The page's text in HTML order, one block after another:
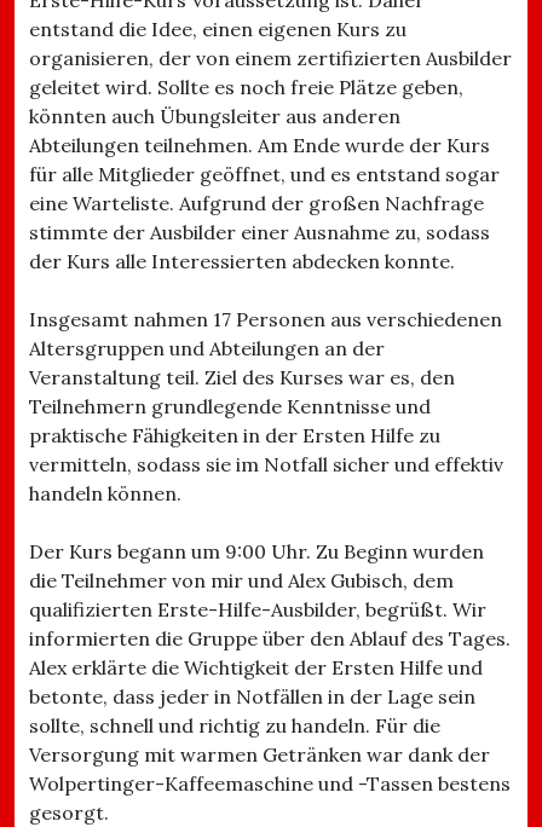
entstand die Idee, einen eigenen Kurs zu
organisieren, der von einem zertifizierten Ausbilder
geleitet wird. Sollte es noch freie Plätze geben,
könnten auch Übungsleiter aus anderen
Abteilungen teilnehmen. Am Ende wurde der Kurs
für alle Mitglieder geöffnet, und es entstand sogar
eine Warteliste. Aufgrund der großen Nachfrage
stimmte der Ausbilder einer Ausnahme zu, sodass
der Kurs alle Interessierten abdecken konnte.
Insgesamt nahmen 17 Personen aus verschiedenen
Altersgruppen und Abteilungen an der
Veranstaltung teil. Ziel des Kurses war es, den
Teilnehmern grundlegende Kenntnisse und
praktische Fähigkeiten in der Ersten Hilfe zu
vermitteln, sodass sie im Notfall sicher und effektiv
handeln können.
Der Kurs begann um 9:00 Uhr. Zu Beginn wurden
die Teilnehmer von mir und Alex Gubisch, dem
qualifizierten Erste-Hilfe-Ausbilder, begrüßt. Wir
informierten die Gruppe über den Ablauf des Tages.
Alex erklärte die Wichtigkeit der Ersten Hilfe und
betonte, dass jeder in Notfällen in der Lage sein
sollte, schnell und richtig zu handeln. Für die
Versorgung mit warmen Getränken war dank der
Wolpertinger-Kaffeemaschine und -Tassen bestens
gesorgt.